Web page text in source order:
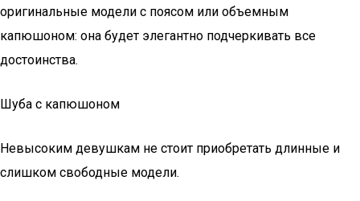
оригинальные модели с поясом или объемным
капюшоном: она будет элегантно подчеркивать все
достоинства.
Шуба с капюшоном
Невысоким девушкам не стоит приобретать длинные и
слишком свободные модели.